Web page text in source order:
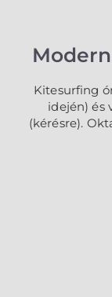
Kitesurfing
idején) és
(kérésre).